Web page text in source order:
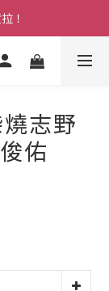
轉」進來
！
轉」進來
志野
佑